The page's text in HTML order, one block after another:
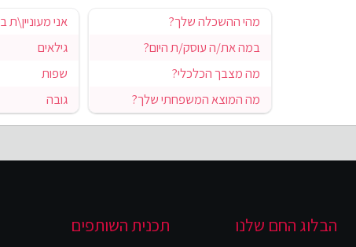
אני מעוניין\ת ב
גילאים
שפות
גובה
מהי ההשכלה שלך?
במה את/ה עוסק/ת היום?
מה מצבך הכלכלי?
מה המוצא המשפחתי שלך?
הבלוג החם שלנו תכנית השותפים